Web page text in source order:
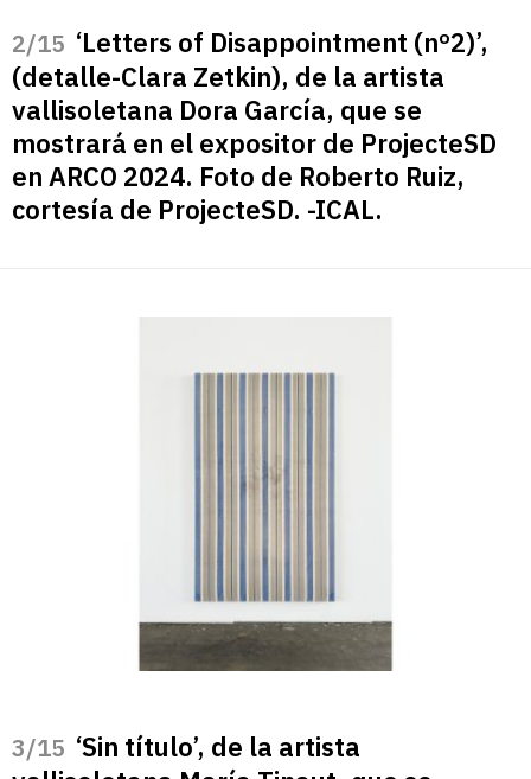
/15 ‘Letters of Disappointment (nº2)’,
(detalle-Clara Zetkin), de la artista
vallisoletana Dora García, que se
mostrará en el expositor de ProjecteSD
en ARCO 2024. Foto de Roberto Ruiz,
cortesía de ProjecteSD. -ICAL.
/15 ‘Sin título’, de la artista